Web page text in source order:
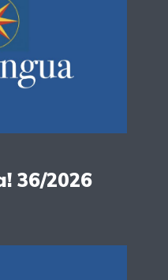
36/2026